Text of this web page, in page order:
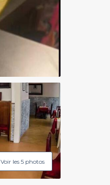
Voir les 5 photos